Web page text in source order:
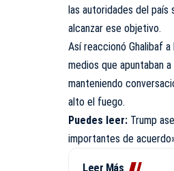
las autoridades del país
alcanzar ese objetivo.
Así reaccionó Ghalibaf
medios que apuntaban
manteniendo
alto el fuego.
Puedes leer: Trump
importantes de
Leer Más